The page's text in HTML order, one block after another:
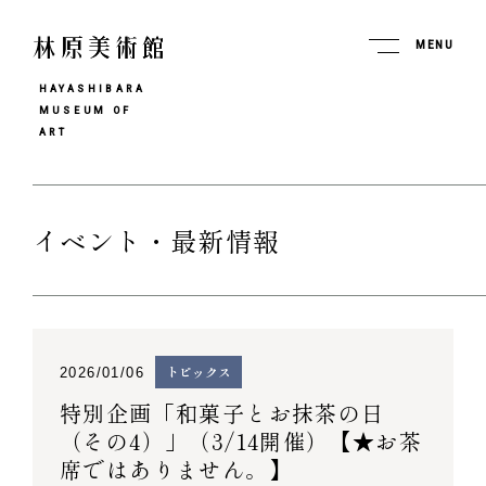
MENU
HAYASHIBARA
MUSEUM OF
ART
イベント・最新情報
2026/01/06 トピックス
特別企画「和菓子とお抹茶の日
（その4）」（3/14開催）【★お茶
席ではありません。】